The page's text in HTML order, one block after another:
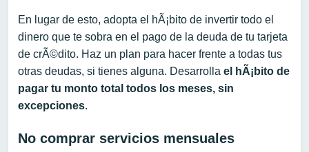
En lugar de esto, adopta el hÃ¡bito de invertir todo el
dinero que te sobra en el pago de la deuda de tu tarjeta
de crÃ©dito. Haz un plan para hacer frente a todas tus
otras deudas, si tienes alguna. Desarrolla el hÃ¡bito de
pagar tu monto total todos los meses, sin
excepciones.
No comprar servicios mensuales